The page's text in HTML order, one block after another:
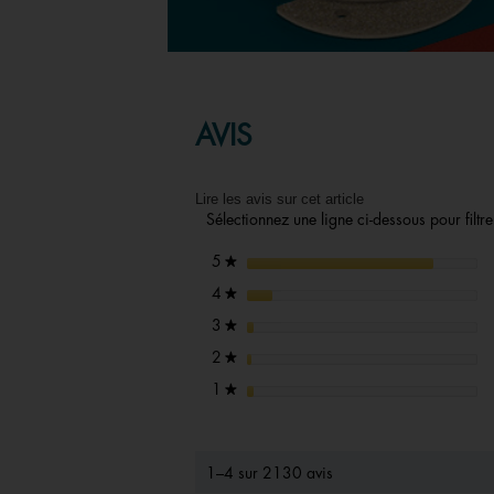
AVIS
Lire les avis sur cet article
Sélectionnez une ligne ci-dessous pour
5 ★ étoiles
4 ★ étoiles
3 ★ étoiles
2 ★ étoiles
★ étoiles
1–4 sur 2130 avis